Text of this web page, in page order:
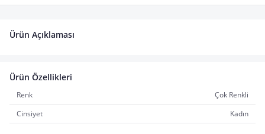
Ürün Açıklaması
Ürün Özellikleri
Renk
Çok Renkli
Cinsiyet
Kadın